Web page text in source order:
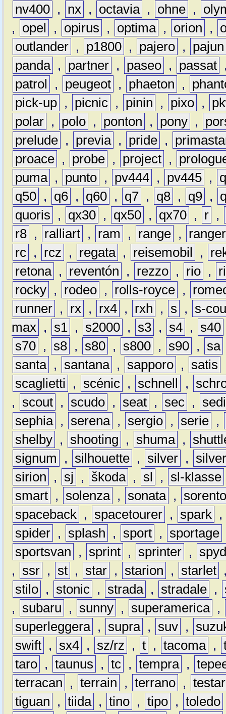
nv400 , nx , octavia , ohne ,
,
opel , opirus , optima , orion ,
outlander , p1800 , pajero ,
pajun
panda , partner , paseo , passat
patrol
, peugeot , phaeton ,
pick-up , picnic , pinin , pixo ,
polar , polo , ponton , pony ,
prelude , previa , pride ,
proace , probe , project ,
puma , punto , pv444 , pv445 ,
q50 , q6 , q60 , q7 , q8 , q9 ,
quoris
, qx30 , qx50 , qx70 , r ,
r8 , ralliart , ram , range ,
ranger
rc , rcz , regata , reisemobil ,
retona , reventón , rezzo , rio ,
rocky , rodeo , rolls-royce ,
runner , rx , rx4 , rxh , s ,
s-
max , s1 , s2000 , s3 , s4 , s40
s70 , s8 , s80 , s800 , s90 , sa
santa , santana , sapporo , satis
scaglietti
, scénic , schnell ,
,
scout , scudo , seat , sec ,
sephia , serena , sergio , serie ,
shelby , shooting , shuma ,
signum
, silhouette , silver ,
sirion
, sj , škoda , sl , sl-klasse
smart , solenza , sonata ,
spaceback , spacetourer , spark ,
spider , splash , sport , sportage
sportsvan
, sprint , sprinter ,
,
ssr , st , star , starion , starlet
stilo , stonic , strada , stradale ,
,
subaru , sunny , superamerica ,
superleggera , supra , suv ,
swift , sx4 , sz/rz , t , tacoma ,
taro , taunus , tc , tempra ,
terracan
, terrain , terrano ,
tiguan
, tiida , tino , tipo , toledo